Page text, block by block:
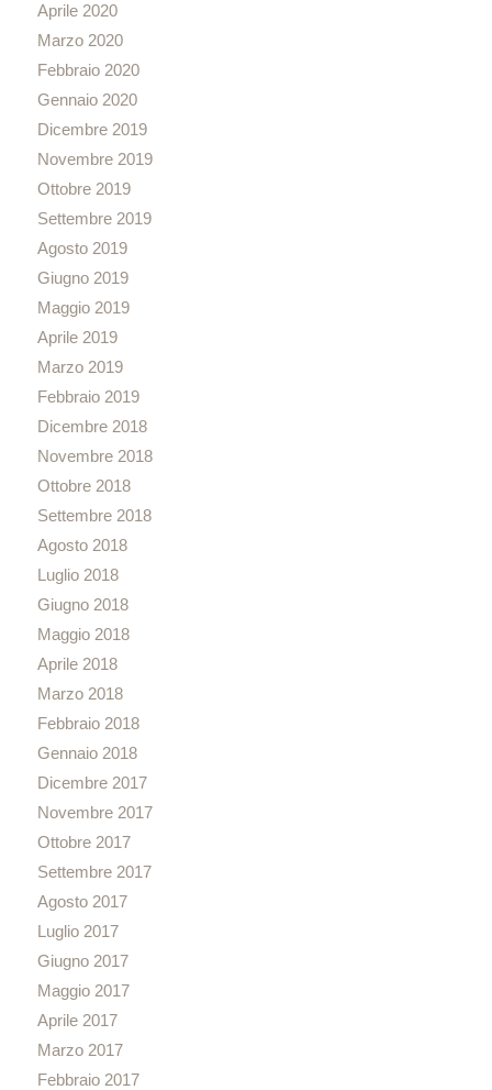
Aprile 2020
Marzo 2020
Febbraio 2020
Gennaio 2020
Dicembre 2019
Novembre 2019
Ottobre 2019
Settembre 2019
Agosto 2019
Giugno 2019
Maggio 2019
Aprile 2019
Marzo 2019
Febbraio 2019
Dicembre 2018
Novembre 2018
Ottobre 2018
Settembre 2018
Agosto 2018
Luglio 2018
Giugno 2018
Maggio 2018
Aprile 2018
Marzo 2018
Febbraio 2018
Gennaio 2018
Dicembre 2017
Novembre 2017
Ottobre 2017
Settembre 2017
Agosto 2017
Luglio 2017
Giugno 2017
Maggio 2017
Aprile 2017
Marzo 2017
Febbraio 2017